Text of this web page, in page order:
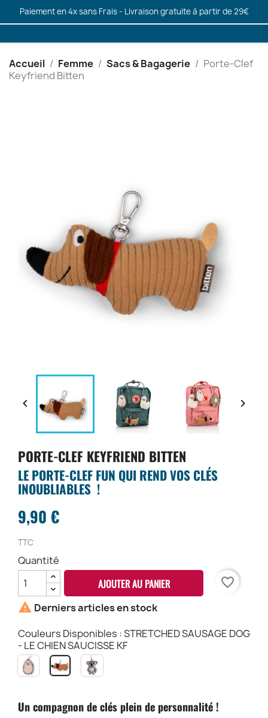
Paiement en 4x sans Frais - Livraison gratuite à partir de 29€
Accueil Femme Sacs & Bagagerie
Porte-Clef
Keyfriend Bitten
 
PORTE-CLEF KEYFRIEND BITTEN
LE PORTE-CLEF FUN QUI REND VOS CLÉS
INOUBLIABLES !
9,90 €
TTC
Quantité
AJOUTER AU PANIER favorite_border
 Derniers articles en stock
Couleurs Disponibles : STRETCHED SAUSAGE DOG
- LE CHIEN SAUCISSE KF
SPIKY
HEDGEHOD
KERISSON
STRETCHED
SAUSAGE
LE
CUROUS
KOALA
Un compagnon de clés plein de personnalité !